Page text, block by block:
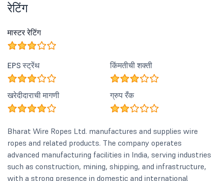
रेटिंग
मास्टर रेटिंग
EPS स्ट्रेंथ किंमतीची शक्ती
खरेदीदाराची मागणी ग्रुप रँक
Bharat Wire Ropes Ltd. manufactures and supplies wire
ropes and related products. The company operates
advanced manufacturing facilities in India, serving industries
such as construction, mining, shipping, and infrastructure,
with a strong presence in domestic and international